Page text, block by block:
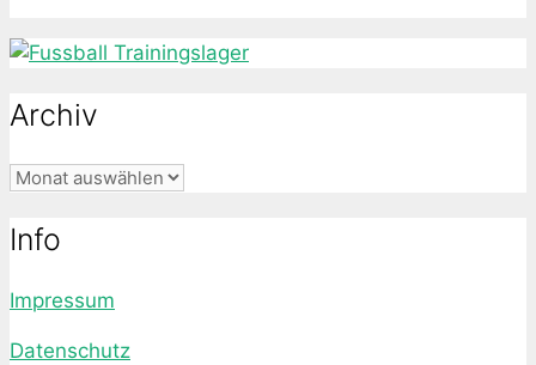
Archiv
Archiv
Info
Impressum
Datenschutz